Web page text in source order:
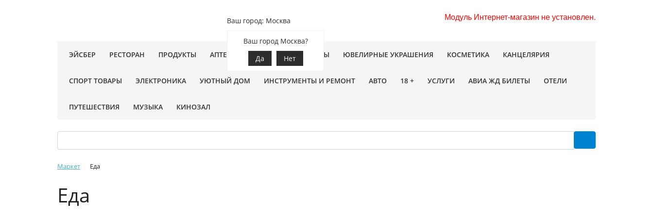
Модуль Интернет-магазин не установлен.
Ваш город: Москва
Ваш город Москва?
Да
Нет
ЭЙСБЕР РЕСТОРАН ПРОДУКТЫ АПТЕКА ЗООТОВАРЫ ЦВЕТЫ ЮВЕЛИРНЫЕ УКРАШЕНИЯ КОСМЕТИКА КАНЦЕЛЯРИЯ
СПОРТ ТОВАРЫ ЭЛЕКТРОНИКА УЮТНЫЙ ДОМ ИНСТРУМЕНТЫ И РЕМОНТ АВТО 18 + УСЛУГИ АВИА ЖД БИЛЕТЫ ОТЕЛИ
ПУТЕШЕСТВИЯ МУЗЫКА КИНОЗАЛ
Маркет Еда
Еда